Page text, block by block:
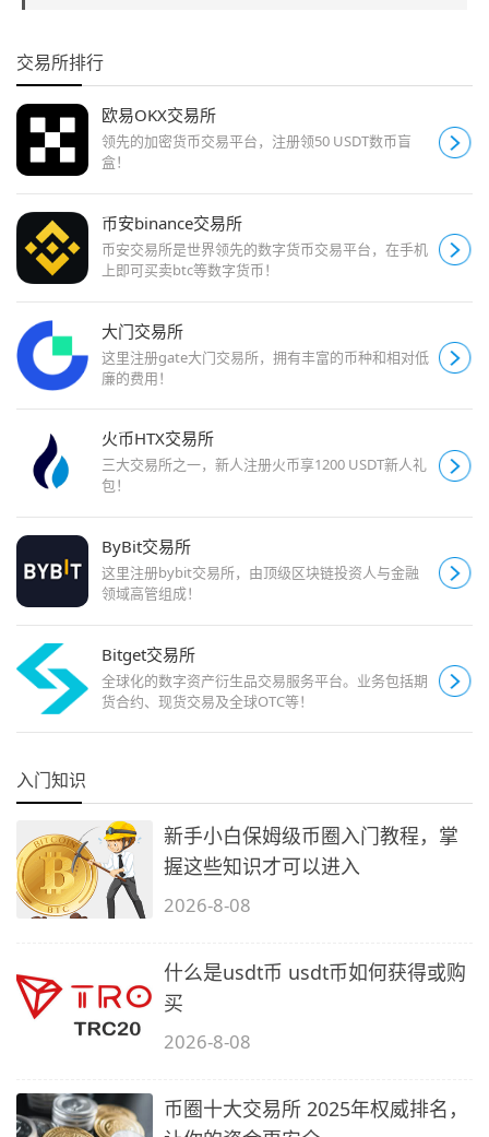
交易所排行
欧易OKX交易所
领先的加密货币交易平台，注册领50 USDT数币盲
盒！
币安binance交易所
币安交易所是世界领先的数字货币交易平台，在手机
上即可买卖btc等数字货币！
大门交易所
这里注册gate大门交易所，拥有丰富的币种和相对低
廉的费用！
火币HTX交易所
三大交易所之一，新人注册火币享1200 USDT新人礼
包！
ByBit交易所
这里注册bybit交易所，由顶级区块链投资人与金融
领域高管组成！
Bitget交易所
全球化的数字资产衍生品交易服务平台。业务包括期
货合约、现货交易及全球OTC等！
入门知识
新手小白保姆级币圈入门教程，掌
握这些知识才可以进入
2026-8-08
什么是usdt币 usdt币如何获得或购
买
2026-8-08
币圈十大交易所 2025年权威排名，